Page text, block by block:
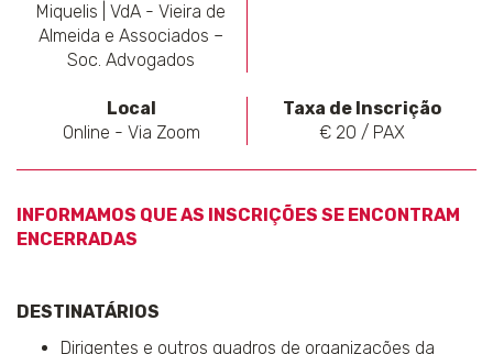
Miquelis | VdA - Vieira de
Almeida e Associados –
Soc. Advogados
Local
Online - Via Zoom
Taxa de Inscrição
€ 20 / PAX
INFORMAMOS QUE AS INSCRIÇÕES SE ENCONTRAM
ENCERRADAS
DESTINATÁRIOS
Dirigentes e outros quadros de organizações da